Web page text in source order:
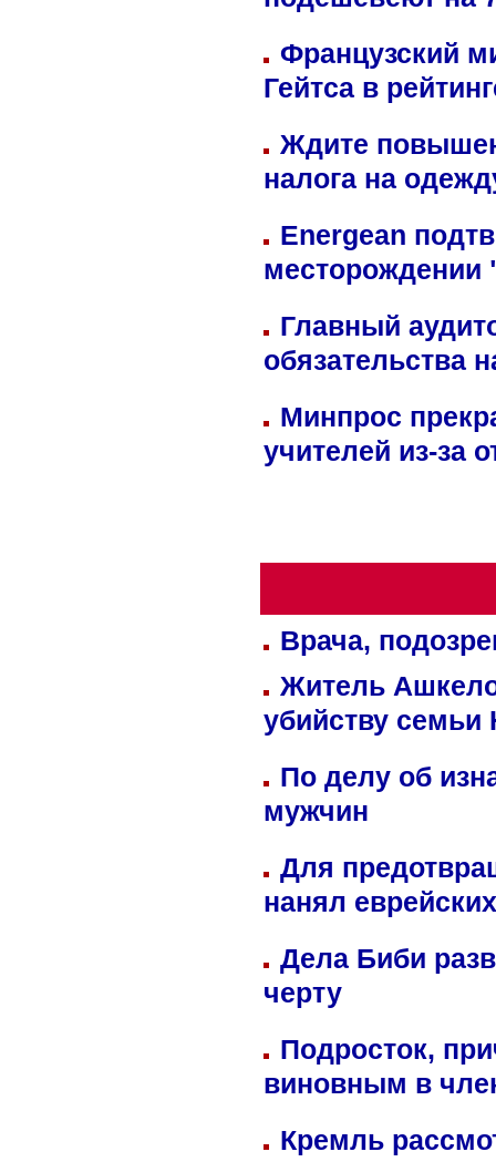
Французский
Гейтса в
Ждите
налога на
Energean
Главный
обязательства
Минпрос
учителей из-за
Врача,
Житель
убийству семьи
По делу об
мужчин
Для
нанял
Дела Биби
черту
Подросток,
виновным в
Кремль